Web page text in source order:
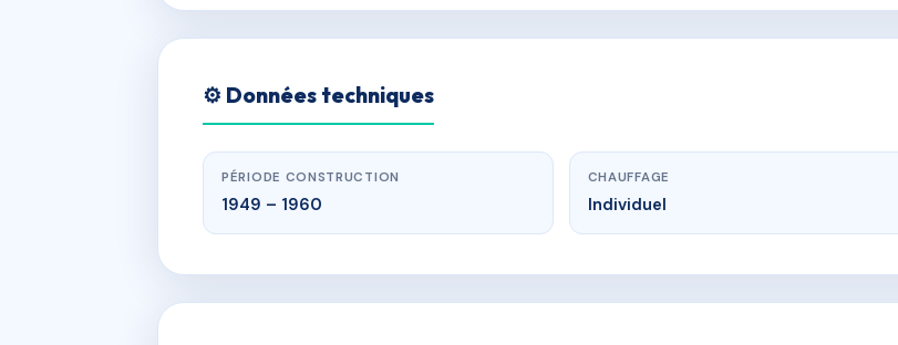
⚙️ Données techniques
PÉRIODE CONSTRUCTION
1949 – 1960
CHAUFFAGE
Individuel